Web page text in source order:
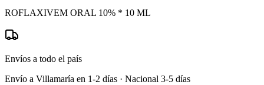
ROFLAXIVEM ORAL 10% * 10 ML
Envíos a todo el país
Envío a Villamaría en 1-2 días · Nacional 3-5 días